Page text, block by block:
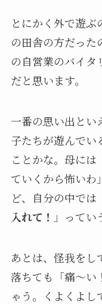
とにかく外で遊
の田舎の方だっ
の自営業のバイタ
だと思います。
一番の思い出とい
子たちが遊んでい
ことかな。母に
ていくから怖いわ
ど、自分の中では
入れて！ 」ってい
あとは、怪我をし
落ちても「痛～い
ゃう。くよくよし